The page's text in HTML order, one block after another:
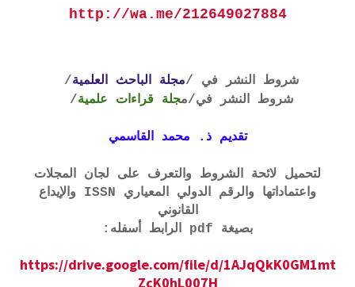
http://wa.me/212649027884
شروط النشر في /مجلة الباحث العلمية/
شروط النشر في/مجلة قراءات علمية/
تقديم ذ. محمد القاسمي
لتحميل لائحة الشروط والتعرف على لجان المجلات
واعتماداتها والرقم الدولي المعياري ISSN والإيداع
القانوني
بصيغة pdf الرابط أسفله:
https://drive.google.com/file/d/1AJqQkK0GM1mt
ZcK0hL007H